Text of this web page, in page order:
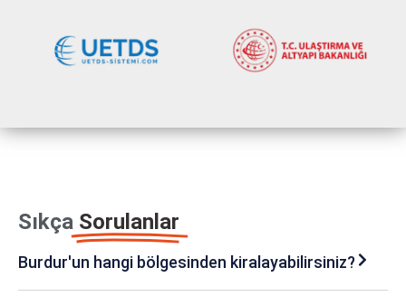
Sıkça Sorulanlar
Burdur'un hangi bölgesinden kiralayabilirsiniz?